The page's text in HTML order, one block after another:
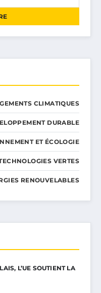
CLIMATIQUES
DURABLE
ET ÉCOLOGIE
VERTES
RENOUVELABLES
L’UE SOUTIENT LA